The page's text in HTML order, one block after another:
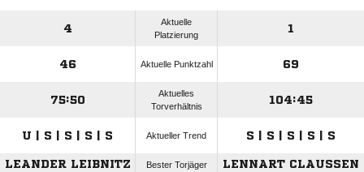
4
Aktuelle
Platzierung
1
46 Aktuelle Punktzahl 69
75:50
Aktuelles
Torverhältnis
104:45
U | S | S | S | S Aktueller Trend S | S | S | S | S
LEANDER LEIBNITZ
Bester Torjäger
LENNART CLAUSSEN